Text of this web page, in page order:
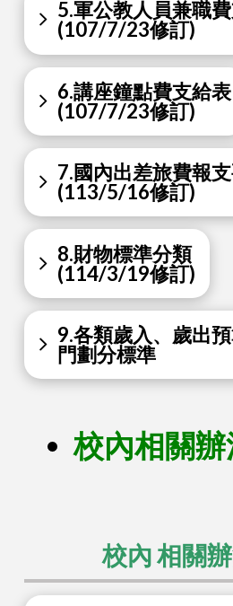
5.軍公教人員兼職
(107/7/23修訂)
6.講座鐘點費支給表
(107/7/23修訂)
7.國內出差旅費報
(113/5/16修訂)
8.財物標準分類
(114/3/19修訂)
9.各類歲入、歲出
門劃分標準
校內相關
校內 相關